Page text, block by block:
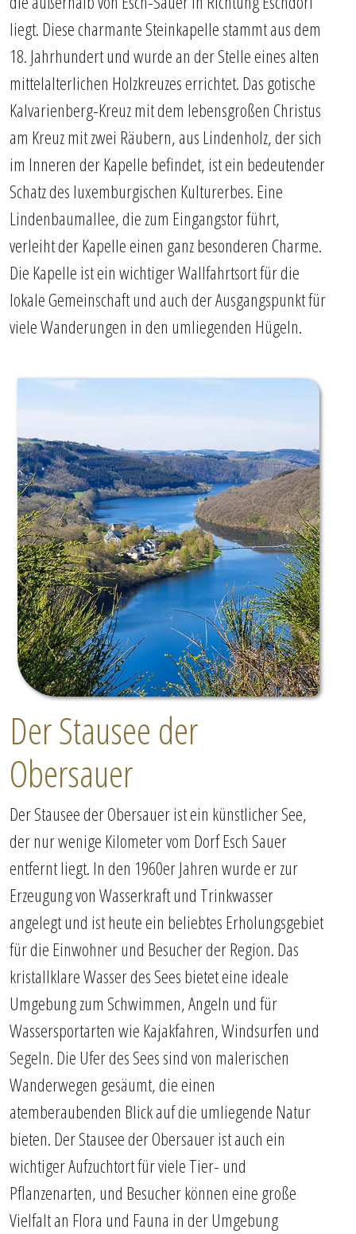
liegt. Diese charmante Steinkapelle stammt aus dem
18. Jahrhundert und wurde an der Stelle eines alten
mittelalterlichen Holzkreuzes errichtet. Das gotische
Kalvarienberg-Kreuz mit dem lebensgroßen Christus
am Kreuz mit zwei Räubern, aus Lindenholz, der sich
im Inneren der Kapelle befindet, ist ein bedeutender
Schatz des luxemburgischen Kulturerbes. Eine
Lindenbaumallee, die zum Eingangstor führt,
verleiht der Kapelle einen ganz besonderen Charme.
Die Kapelle ist ein wichtiger Wallfahrtsort für die
lokale Gemeinschaft und auch der Ausgangspunkt für
viele Wanderungen in den umliegenden Hügeln.
Der Stausee der
Obersauer
Der Stausee der Obersauer ist ein künstlicher See,
der nur wenige Kilometer vom Dorf Esch Sauer
entfernt liegt. In den 1960er Jahren wurde er zur
Erzeugung von Wasserkraft und Trinkwasser
angelegt und ist heute ein beliebtes Erholungsgebiet
für die Einwohner und Besucher der Region. Das
kristallklare Wasser des Sees bietet eine ideale
Umgebung zum Schwimmen, Angeln und für
Wassersportarten wie Kajakfahren, Windsurfen und
Segeln. Die Ufer des Sees sind von malerischen
Wanderwegen gesäumt, die einen
atemberaubenden Blick auf die umliegende Natur
bieten. Der Stausee der Obersauer ist auch ein
wichtiger Aufzuchtort für viele Tier- und
Pflanzenarten, und Besucher können eine große
Vielfalt an Flora und Fauna in der Umgebung